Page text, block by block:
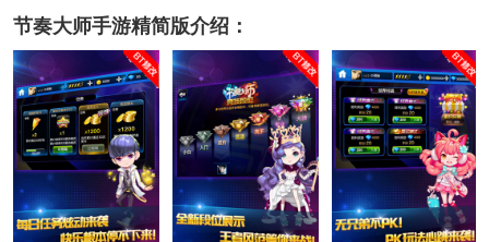
节奏大师手游精简版介绍：